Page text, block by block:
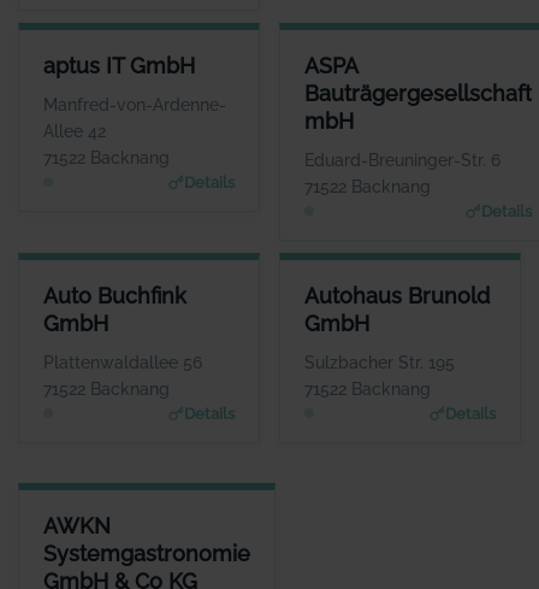
aptus IT GmbH
Manfred-von-Ardenne-
Allee 42
71522 Backnang
Details
APTUS IT GMBH
Herr Reinhard Mayer
ASPA
Bauträgergesellschaft
mbH
Eduard-Breuninger-Str. 6
71522 Backnang
Details
ASPA
Herr Andreas
Auto Buchfink
GmbH
Plattenwaldallee 56
71522 Backnang
Details
AUTO BUCHFINK GMBH
ANSPRECHPARTNER
Herr Lothar Buchfink
WEBSITE
www.auto-buchfink.de
Autohaus Brunold
GmbH
Sulzbacher Str. 195
71522 Backnang
Details
AUTOHAUS BRUNOLD GMBH
Herr Günther Uhrich
www.brunold.de
AWKN
Systemgastronomie
GmbH & Co KG
AWKN SYSTEMGASTRONOMIE GMBH & CO KG
ANSPRECHPARTNER
Herr Hrisowalantis Betikis